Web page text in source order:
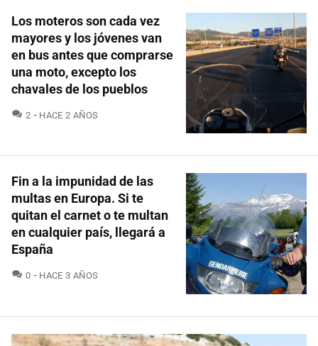
Los moteros son cada vez
mayores y los jóvenes van
en bus antes que comprarse
una moto, excepto los
chavales de los pueblos
2 COMENTARIOS
HACE 2 AÑOS
Fin a la impunidad de las
multas en Europa. Si te
quitan el carnet o te multan
en cualquier país, llegará a
España
0 COMENTARIOS
HACE 3 AÑOS